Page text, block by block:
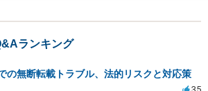
ランキング
の無断転載トラブル、法的リスクと対応策